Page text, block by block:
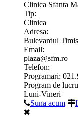
Clinica Sfanta
Tip:
Clinica
Adresa:
Bulevardul
Email:
plaza@sfm.ro
Telefon:
Programari:
Program de
Luni-Vineri
Suna acum